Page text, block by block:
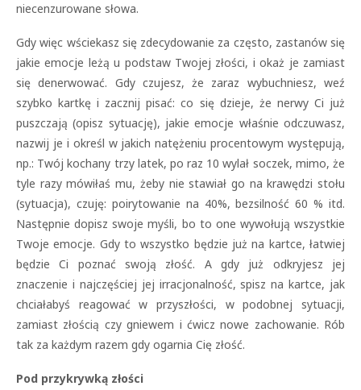
niecenzurowane słowa.
Gdy więc wściekasz się zdecydowanie za często, zastanów się
jakie emocje leżą u podstaw Twojej złości, i okaż je zamiast
się denerwować. Gdy czujesz, że zaraz wybuchniesz, weź
szybko kartkę i zacznij pisać: co się dzieje, że nerwy Ci już
puszczają (opisz sytuację), jakie emocje właśnie odczuwasz,
nazwij je i określ w jakich natężeniu procentowym występują,
np.: Twój kochany trzy latek, po raz 10 wylał soczek, mimo, że
tyle razy mówiłaś mu, żeby nie stawiał go na krawędzi stołu
(sytuacja), czuję: poirytowanie na 40%, bezsilność 60 % itd.
Następnie dopisz swoje myśli, bo to one wywołują wszystkie
Twoje emocje. Gdy to wszystko będzie już na kartce, łatwiej
będzie Ci poznać swoją złość. A gdy już odkryjesz jej
znaczenie i najczęściej jej irracjonalność, spisz na kartce, jak
chciałabyś reagować w przyszłości, w podobnej sytuacji,
zamiast złością czy gniewem i ćwicz nowe zachowanie. Rób
tak za każdym razem gdy ogarnia Cię złość.
Pod przykrywką złości